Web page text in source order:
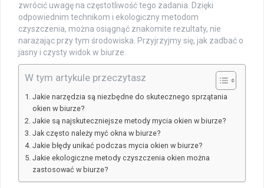
zwrócić uwagę na częstotliwość tego zadania. Dzięki
odpowiednim technikom i ekologiczny metodom
czyszczenia, można osiągnąć znakomite rezultaty, nie
narażając przy tym środowiska. Przyjrzyjmy się, jak zadbać o
jasny i czysty widok w biurze.
W tym artykule przeczytasz
Jakie narzędzia są niezbędne do skutecznego sprzątania
okien w biurze?
Jakie są najskuteczniejsze metody mycia okien w biurze?
Jak często należy myć okna w biurze?
Jakie błędy unikać podczas mycia okien w biurze?
Jakie ekologiczne metody czyszczenia okien można
zastosować w biurze?